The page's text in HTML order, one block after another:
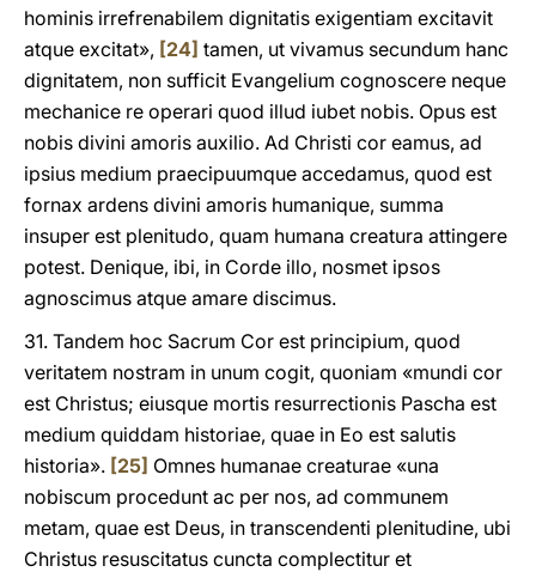
hominis irrefrenabilem dignitatis exigentiam excitavit
atque excitat», [24] tamen, ut vivamus secundum hanc
dignitatem, non sufficit Evangelium cognoscere neque
mechanice re operari quod illud iubet nobis. Opus est
nobis divini amoris auxilio. Ad Christi cor eamus, ad
ipsius medium praecipuumque accedamus, quod est
fornax ardens divini amoris humanique, summa
insuper est plenitudo, quam humana creatura attingere
potest. Denique, ibi, in Corde illo, nosmet ipsos
agnoscimus atque amare discimus.
31. Tandem hoc Sacrum Cor est principium, quod
veritatem nostram in unum cogit, quoniam «mundi cor
est Christus; eiusque mortis resurrectionis Pascha est
medium quiddam historiae, quae in Eo est salutis
historia». [25] Omnes humanae creaturae «una
nobiscum procedunt ac per nos, ad communem
metam, quae est Deus, in transcendenti plenitudine, ubi
Christus resuscitatus cuncta complectitur et